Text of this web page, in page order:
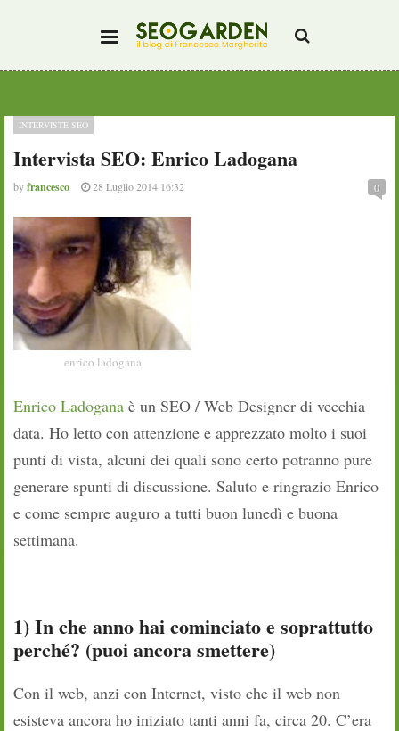
Intervista SEO: Enrico Ladogana
INTERVISTE SEO
byfrancesco 28 Luglio 2014 16:32 0
enrico ladogana
Enrico Ladogana è un SEO / Web Designer di vecchia
data. Ho letto con attenzione e apprezzato molto i suoi
punti di vista, alcuni dei quali sono certo potranno pure
generare spunti di discussione. Saluto e ringrazio Enrico
e come sempre auguro a tutti buon lunedì e buona
settimana.
1) In che anno hai cominciato e soprattutto
perché? (puoi ancora smettere)
Con il web, anzi con Internet, visto che il web non
esisteva ancora ho iniziato tanti anni fa, circa 20. C’era